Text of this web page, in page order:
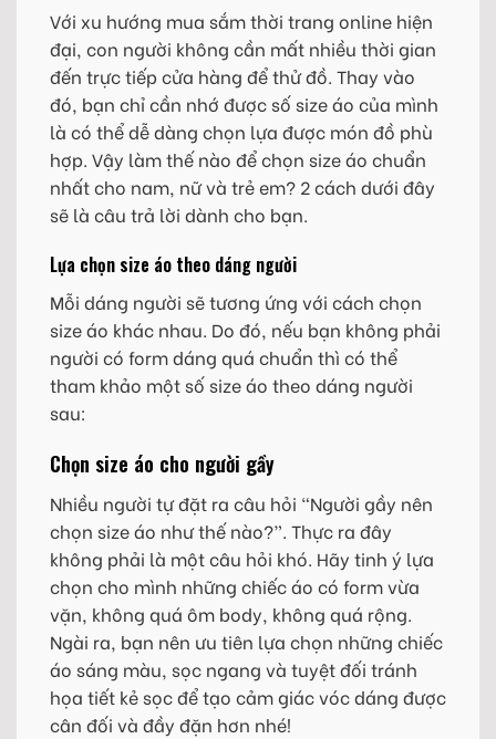
Với xu hướng mua sắm thời trang online hiện
đại, con người không cần mất nhiều thời gian
đến trực tiếp cửa hàng để thử đồ. Thay vào
đó, bạn chỉ cần nhớ được số size áo của mình
là có thể dễ dàng chọn lựa được món đồ phù
hợp. Vậy làm thế nào để chọn size áo chuẩn
nhất cho nam, nữ và trẻ em? 2 cách dưới đây
sẽ là câu trả lời dành cho bạn.
Lựa chọn size áo theo dáng người
Mỗi dáng người sẽ tương ứng với cách chọn
size áo khác nhau. Do đó, nếu bạn không phải
người có form dáng quá chuẩn thì có thể
tham khảo một số size áo theo dáng người
sau:
Chọn size áo cho người gầy
Nhiều người tự đặt ra câu hỏi “Người gầy nên
chọn size áo như thế nào?”. Thực ra đây
không phải là một câu hỏi khó. Hãy tinh ý lựa
chọn cho mình những chiếc áo có form vừa
vặn, không quá ôm body, không quá rộng.
Ngài ra, bạn nên ưu tiên lựa chọn những chiếc
áo sáng màu, sọc ngang và tuyệt đối tránh
họa tiết kẻ sọc để tạo cảm giác vóc dáng được
cân đối và đầy đặn hơn nhé!